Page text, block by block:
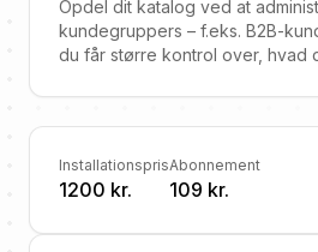
Opdel dit katalog ved at
kundegruppers – f.eks. B2B-
du får større kontrol over, hvad
Installationspris
1200 kr.
Abonnement
109 kr.